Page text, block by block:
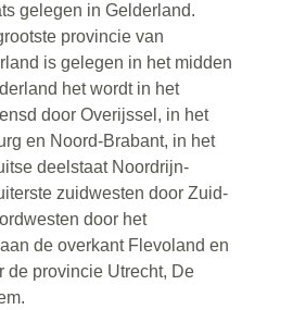
gelegen in Gelderland.
provincie van
is gelegen in het midden
het wordt in het
door Overijssel, in het
en Noord-Brabant, in het
deelstaat Noordrijn-
zuidwesten door Zuid-
door het
de overkant Flevoland en
de provincie Utrecht, De